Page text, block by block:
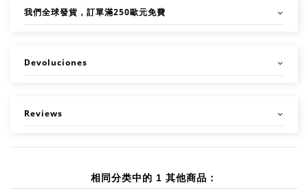
我們全球發貨，訂單滿250歐元免費
Devoluciones
Reviews
相同分类中的 1 其他商品：